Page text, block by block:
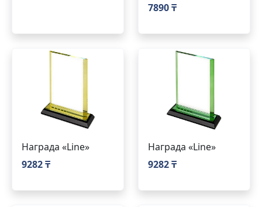
7890 ₸
Награда «Line»
9282 ₸
Награда «Line»
9282 ₸